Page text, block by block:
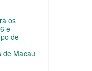
os
e
de
de Macau